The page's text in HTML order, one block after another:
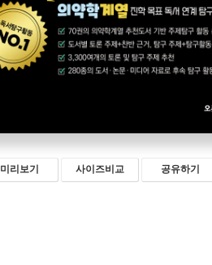
미리보기 사이즈비교 공유하기